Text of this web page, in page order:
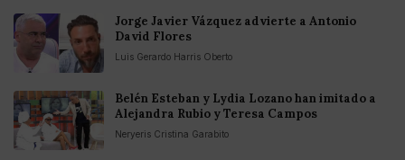
Jorge Javier Vázquez advierte a Antonio
David Flores
Luis Gerardo Harris Oberto
Belén Esteban y Lydia Lozano han imitado a
Alejandra Rubio y Teresa Campos
Neryeris Cristina Garabito